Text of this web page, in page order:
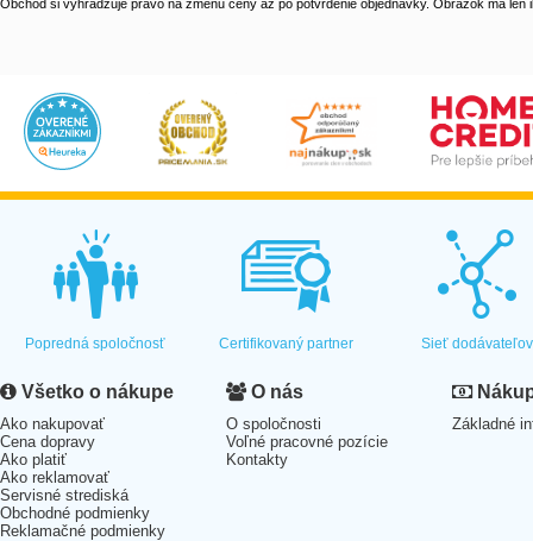
Obchod si vyhradzuje právo na zmenu ceny až po potvrdenie objednávky. Obrázok má len
Popredná spoločnosť Certifikovaný partner Sieť dodávateľov
Všetko o nákupe
Ako nakupovať
Cena dopravy
Ako platiť
Ako reklamovať
Servisné strediská
Obchodné podmienky
Reklamačné podmienky
O nás
O spoločnosti
Voľné pracovné pozície
Kontakty
Základné